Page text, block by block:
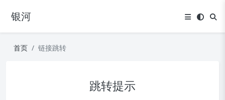
银河
首页 链接跳转
跳转提示